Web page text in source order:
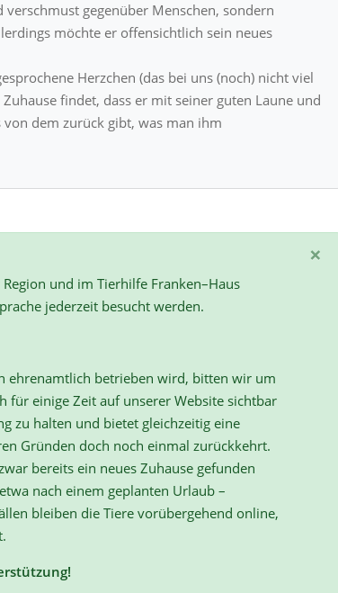
gegenüber Menschen, sondern
möchte er offensichtlich sein neues
Herzchen (das bei uns (noch) nicht viel
findet, dass er mit seiner guten Laune und
dem zurück gibt, was man ihm
×
und im Tierhilfe Franken–Haus
jederzeit besucht werden.
ehrenamtlich betrieben wird, bitten wir um
für einige Zeit auf unserer Website sichtbar
zu halten und bietet gleichzeitig eine
Gründen doch noch einmal zurückkehrt.
bereits ein neues Zuhause gefunden
nach einem geplanten Urlaub –
bleiben die Tiere vorübergehend online,